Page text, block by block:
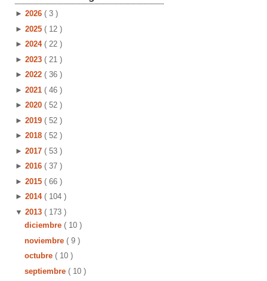
► 2026 ( 3 )
► 2025 ( 12 )
► 2024 ( 22 )
► 2023 ( 21 )
► 2022 ( 36 )
► 2021 ( 46 )
► 2020 ( 52 )
► 2019 ( 52 )
► 2018 ( 52 )
► 2017 ( 53 )
► 2016 ( 37 )
► 2015 ( 66 )
► 2014 ( 104 )
▼ 2013 ( 173 )
diciembre ( 10 )
noviembre ( 9 )
octubre ( 10 )
septiembre ( 10 )